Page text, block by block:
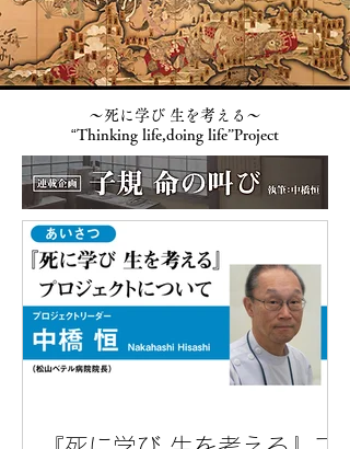
〜死に学び 生を考える〜
“Thinking life,doing life”Project